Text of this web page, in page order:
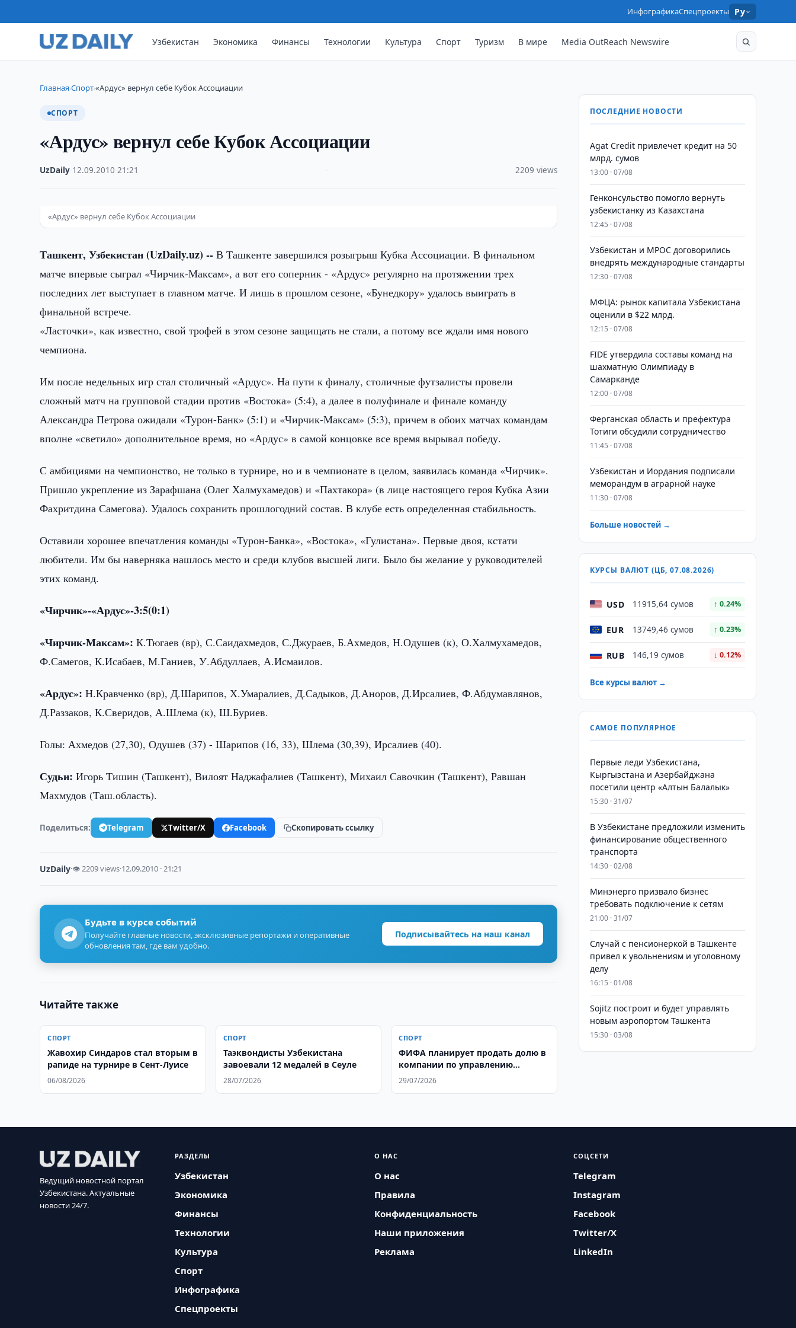
ИнфографикаСпецпроекты Ру
Узбекистан Экономика Финансы Технологии Культура Спорт Туризм В мире Media OutReach Newswire
Главная›Спорт›«Ардус» вернул себе Кубок Ассоциации
СПОРТ
«Ардус» вернул себе Кубок Ассоциации
UzDaily 12.09.2010 ·21:21 2209 views
«Ардус» вернул себе Кубок Ассоциации
Ташкент, Узбекистан (UzDaily.uz) -- В Ташкенте завершился розыгрыш Кубка Ассоциации. В финальном
матче впервые сыграл «Чирчик-Максам», а вот его соперник - «Ардус» регулярно на протяжении трех
последних лет выступает в главном матче. И лишь в прошлом сезоне, «Бунедкору» удалось выиграть в
финальной встрече.
«Ласточки», как известно, свой трофей в этом сезоне защищать не стали, а потому все ждали имя нового
чемпиона.
Им после недельных игр стал столичный «Ардус». На пути к финалу, столичные футзалисты провели
сложный матч на групповой стадии против «Востока» (5:4), а далее в полуфинале и финале команду
Александра Петрова ожидали «Турон-Банк» (5:1) и «Чирчик-Максам» (5:3), причем в обоих матчах командам
вполне «светило» дополнительное время, но «Ардус» в самой концовке все время вырывал победу.
С амбициями на чемпионство, не только в турнире, но и в чемпионате в целом, заявилась команда «Чирчик».
Пришло укрепление из Зарафшана (Олег Халмухамедов) и «Пахтакора» (в лице настоящего героя Кубка Азии
Фахритдина Самегова). Удалось сохранить прошлогодний состав. В клубе есть определенная стабильность.
Оставили хорошее впечатления команды «Турон-Банка», «Востока», «Гулистана». Первые двоя, кстати
любители. Им бы наверняка нашлось место и среди клубов высшей лиги. Было бы желание у руководителей
этих команд.
«Чирчик»-«Ардус»-3:5(0:1)
«Чирчик-Максам»: К.Тюгаев (вр), С.Саидахмедов, С.Джураев, Б.Ахмедов, Н.Одушев (к), О.Халмухамедов,
Ф.Самегов, К.Исабаев, М.Ганиев, У.Абдуллаев, А.Исмаилов.
«Ардус»: Н.Кравченко (вр), Д.Шарипов, Х.Умаралиев, Д.Садыков, Д.Аноров, Д.Ирсалиев, Ф.Абдумавлянов,
Д.Раззаков, К.Сверидов, А.Шлема (к), Ш.Буриев.
Голы: Ахмедов (27,30), Одушев (37) - Шарипов (16, 33), Шлема (30,39), Ирсалиев (40).
Судьи: Игорь Тишин (Ташкент), Вилоят Наджафалиев (Ташкент), Михаил Савочкин (Ташкент), Равшан
Махмудов (Таш.область).
Поделиться: Telegram Twitter/X Facebook Скопировать ссылку
UzDaily·👁 2209 views·12.09.2010 · 21:21
Будьте в курсе событий
Получайте главные новости, эксклюзивные репортажи и оперативные
обновления там, где вам удобно.
Подписывайтесь на наш канал
Читайте также
СПОРТ
Жавохир Синдаров стал вторым в
рапиде на турнире в Сент-Луисе
06/08/2026
СПОРТ
Таэквондисты Узбекистана
завоевали 12 медалей в Сеуле
28/07/2026
СПОРТ
ФИФА планирует продать долю в
компании по управлению
турнирами
29/07/2026
ПОСЛЕДНИЕ НОВОСТИ
Agat Credit привлечет кредит на 50
млрд. сумов
13:00 · 07/08
Генконсульство помогло вернуть
узбекистанку из Казахстана
12:45 · 07/08
Узбекистан и MPOC договорились
внедрять международные стандарты
12:30 · 07/08
МФЦА: рынок капитала Узбекистана
оценили в $22 млрд.
12:15 · 07/08
FIDE утвердила составы команд на
шахматную Олимпиаду в
Самарканде
12:00 · 07/08
Ферганская область и префектура
Тотиги обсудили сотрудничество
11:45 · 07/08
Узбекистан и Иордания подписали
меморандум в аграрной науке
11:30 · 07/08
Больше новостей →
КУРСЫ ВАЛЮТ (ЦБ, 07.08.2026)
USD 11915,64 сумов ↑ 0.24%
EUR 13749,46 сумов ↑ 0.23%
RUB 146,19 сумов ↓ 0.12%
Все курсы валют →
САМОЕ ПОПУЛЯРНОЕ
Первые леди Узбекистана,
Кыргызстана и Азербайджана
посетили центр «Алтын Балалык»
15:30 · 31/07
В Узбекистане предложили изменить
финансирование общественного
транспорта
14:30 · 02/08
Минэнерго призвало бизнес
требовать подключение к сетям
21:00 · 31/07
Случай с пенсионеркой в Ташкенте
привел к увольнениям и уголовному
делу
16:15 · 01/08
Sojitz построит и будет управлять
новым аэропортом Ташкента
15:30 · 03/08
Ведущий новостной портал
Узбекистана. Актуальные
новости 24/7.
РАЗДЕЛЫ
Узбекистан
Экономика
Финансы
Технологии
Культура
Спорт
Инфографика
Спецпроекты
О НАС
О нас
Правила
Конфиденциальность
Наши приложения
Реклама
СОЦСЕТИ
Telegram
Instagram
Facebook
Twitter/X
LinkedIn